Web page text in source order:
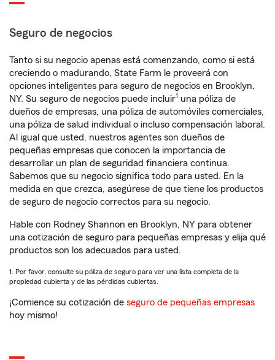
Seguro de negocios
Tanto si su negocio apenas está comenzando, como si está
creciendo o madurando, State Farm le proveerá con
opciones inteligentes para seguro de negocios en Brooklyn,
NY. Su seguro de negocios puede incluir1 una póliza de
dueños de empresas, una póliza de automóviles comerciales,
una póliza de salud individual o incluso compensación laboral.
Al igual que usted, nuestros agentes son dueños de
pequeñas empresas que conocen la importancia de
desarrollar un plan de seguridad financiera continua.
Sabemos que su negocio significa todo para usted. En la
medida en que crezca, asegúrese de que tiene los productos
de seguro de negocio correctos para su negocio.
Hable con Rodney Shannon en Brooklyn, NY para obtener
una cotización de seguro para pequeñas empresas y elija qué
productos son los adecuados para usted.
1. Por favor, consulte su póliza de seguro para ver una lista completa de la
propiedad cubierta y de las pérdidas cubiertas.
¡Comience su cotización de seguro de pequeñas empresas
hoy mismo!